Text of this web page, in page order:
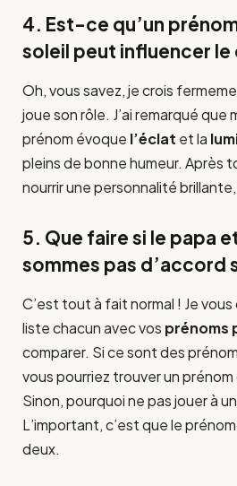
4. Est-ce qu’un
soleil peut influencer le
Oh, vous savez, je crois
joue son rôle. J’ai remarqué
prénom évoque l’éclat et la
pleins de bonne humeur. Après
nourrir une personnalité brillante,
5. Que faire si le papa
sommes pas d’accord
C’est tout à fait normal ! Je
liste chacun avec vos prénoms
comparer. Si ce sont des
vous pourriez trouver un
Sinon, pourquoi ne pas jouer à
L’important, c’est que le
deux.